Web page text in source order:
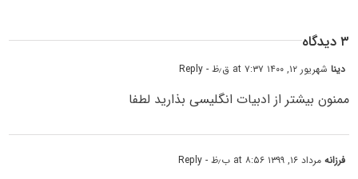
۳ دیدگاه
دیناشهریور ۱۲, ۱۴۰۰ at ۷:۳۷ ق٫ظ - Reply
ممنون بیشتر از ادبیات انگلیسی بذارید لطفا
فرزانهمرداد ۱۶, ۱۳۹۹ at ۸:۵۶ ب٫ظ - Reply